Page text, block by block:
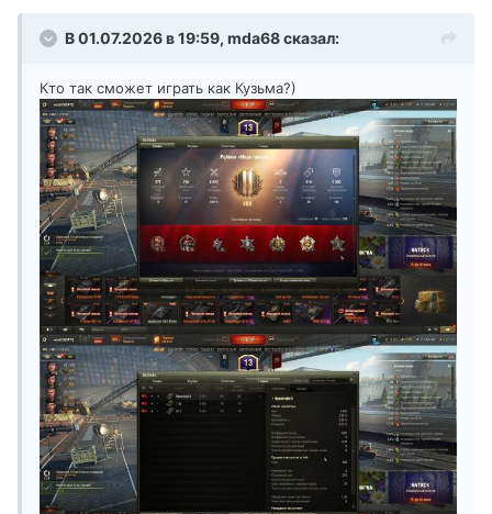
В 01.07.2026 в 19:59, mda68сказал:
Кто так сможет играть как Кузьма?)